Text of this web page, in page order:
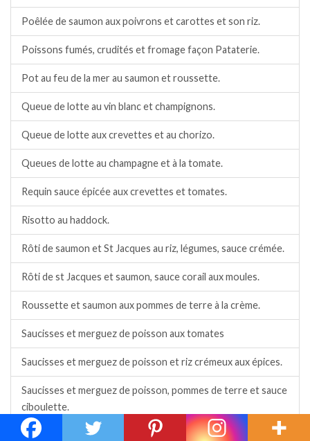
Poêlée de saumon aux poivrons et carottes et son riz.
Poissons fumés, crudités et fromage façon Pataterie.
Pot au feu de la mer au saumon et roussette.
Queue de lotte au vin blanc et champignons.
Queue de lotte aux crevettes et au chorizo.
Queues de lotte au champagne et à la tomate.
Requin sauce épicée aux crevettes et tomates.
Risotto au haddock.
Rôti de saumon et St Jacques au riz, légumes, sauce crémée.
Rôti de st Jacques et saumon, sauce corail aux moules.
Roussette et saumon aux pommes de terre à la crème.
Saucisses et merguez de poisson aux tomates
Saucisses et merguez de poisson et riz crémeux aux épices.
Saucisses et merguez de poisson, pommes de terre et sauce
ciboulette.
Saumon à la crème citronnée et ciboulette.